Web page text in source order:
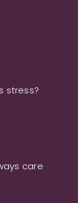
stress?
care